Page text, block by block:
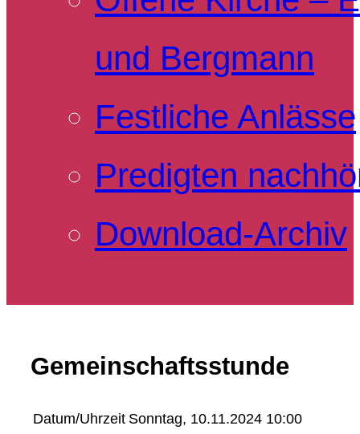
und Bergmann
Festliche Anlässe
Predigten
Download-Archiv
Gemeinschaftsstunde
Datum/Uhrzeit Sonntag, 10.11.2024 10:00